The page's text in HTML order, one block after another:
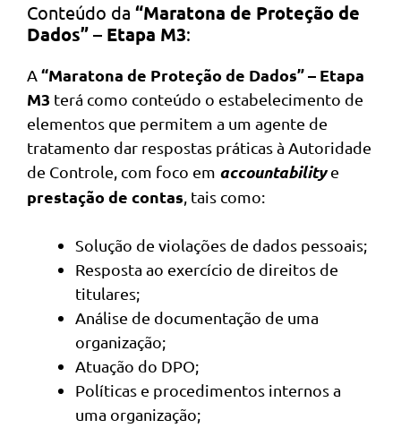
Conteúdo da “Maratona de Proteção de
Dados” – Etapa M3:
A “Maratona de Proteção de Dados” – Etapa
M3 terá como conteúdo o estabelecimento de
elementos que permitem a um agente de
tratamento dar respostas práticas à Autoridade
de Controle, com foco em accountabilitye
prestação de contas , tais como:
Solução de violações de dados pessoais;
Resposta ao exercício de direitos de
titulares;
Análise de documentação de uma
organização;
Atuação do DPO;
Políticas e procedimentos internos a
uma organização;